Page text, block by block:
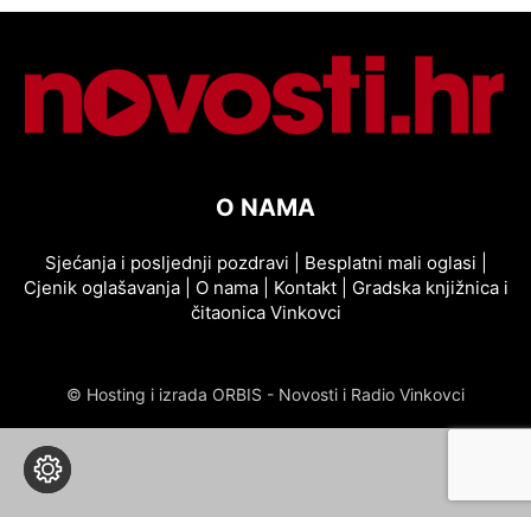
O NAMA
Sjećanja i posljednji pozdravi Besplatni mali oglasi
Cjenik oglašavanja| O nama| Kontakt| Gradska knjižnica i
čitaonica Vinkovci
© Hosting i izrada ORBIS - Novosti i Radio Vinkovci